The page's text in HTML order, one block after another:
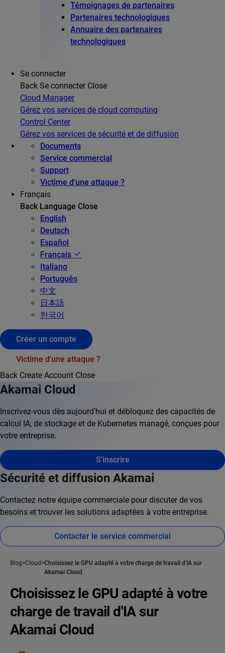
Témoignages de partenaires
Partenaires technologiques
Annuaire des partenaires
technologiques
Se connecter
Back Se connecter Close
Cloud Manager
Gérez vos services de cloud computing
Control Center
Gérez vos services de sécurité et de diffusion
Documents
Service commercial
Support
Victime d'une attaque ?
Français
Back Language Close
English
Deutsch
Español
Français
Italiano
Português
中文
日本語
한국어
Créer un compte
Victime d'une attaque ?
Back Create Account Close
Akamai Cloud
Inscrivez-vous dès aujourd’hui et débloquez des capacités de
calcul IA, de stockage et de Kubernetes managé, conçues pour
votre entreprise.
S'inscrire
Sécurité et diffusion Akamai
Contactez notre équipe commerciale pour discuter de vos
besoins et trouver les solutions adaptées à votre entreprise.
Contacter le service commercial
Blog Cloud Choisissez le GPU adapté à votre charge de travail d'IA sur
Akamai Cloud
Choisissez le GPU adapté à votre
charge de travail d'IA sur
Akamai Cloud